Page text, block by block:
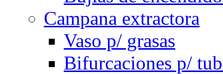
Campana extractora
Vaso p/ grasas
Bifurcaciones p/